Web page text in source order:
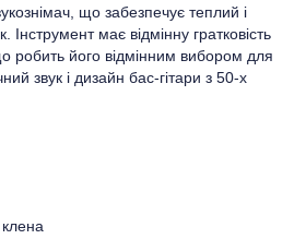
що забезпечує теплий і
Інструмент має відмінну гратковість
робить його відмінним вибором для
звук і дизайн бас-гітари з 50-х